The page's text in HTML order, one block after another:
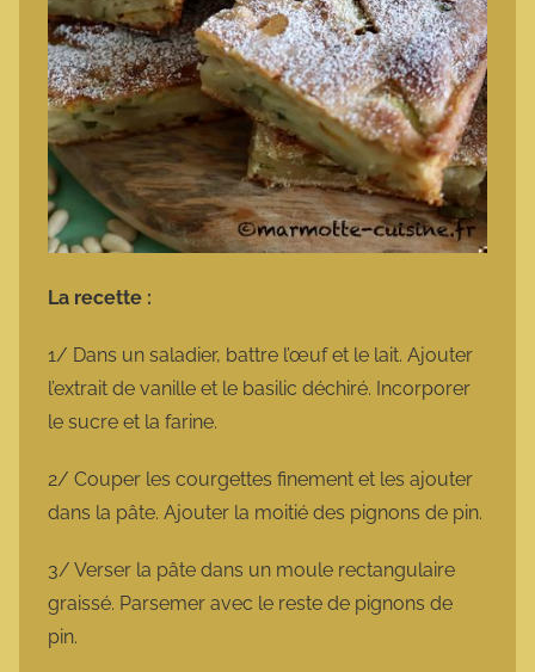
La recette :
1/ Dans un saladier, battre l’œuf et le lait. Ajouter
l’extrait de vanille et le basilic déchiré. Incorporer
le sucre et la farine.
2/ Couper les courgettes finement et les ajouter
dans la pâte. Ajouter la moitié des pignons de pin.
3/ Verser la pâte dans un moule rectangulaire
graissé. Parsemer avec le reste de pignons de
pin.